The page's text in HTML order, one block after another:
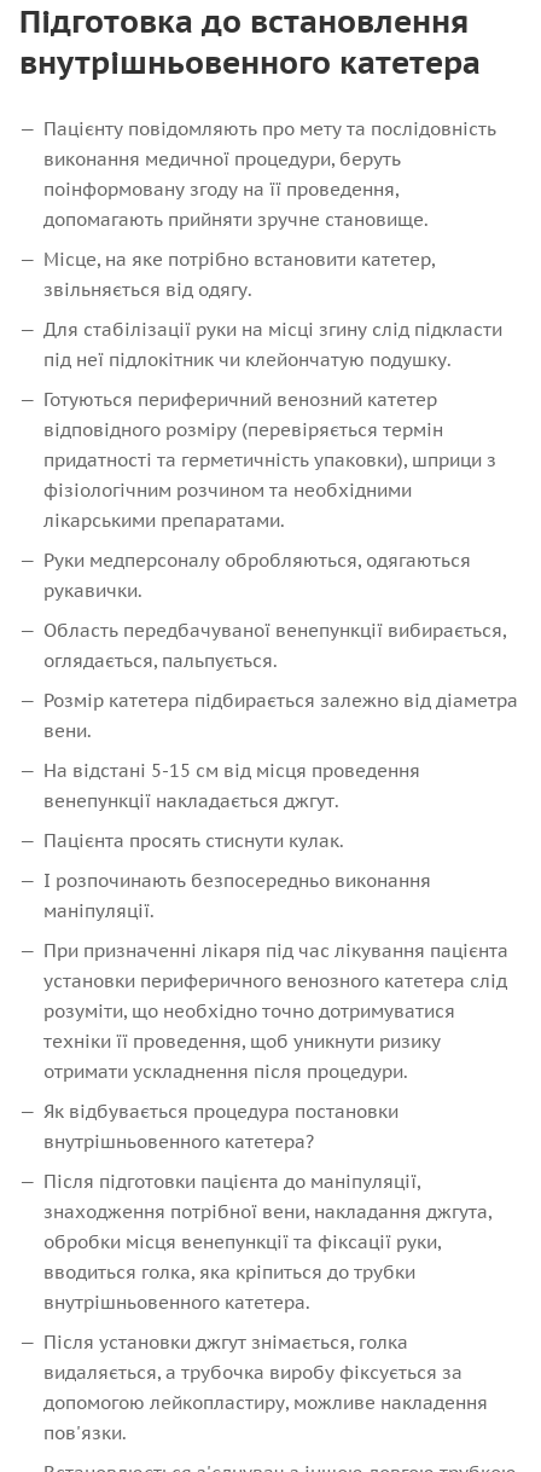
Підготовка до встановлення
внутрішньовенного катетера
Пацієнту повідомляють про мету та послідовність
виконання медичної процедури, беруть
поінформовану згоду на її проведення,
допомагають прийняти зручне становище.
Місце, на яке потрібно встановити катетер,
звільняється від одягу.
Для стабілізації руки на місці згину слід підкласти
під неї підлокітник чи клейончатую подушку.
Готуються периферичний венозний катетер
відповідного розміру (перевіряється термін
придатності та герметичність упаковки), шприци з
фізіологічним розчином та необхідними
лікарськими препаратами.
Руки медперсоналу обробляються, одягаються
рукавички.
Область передбачуваної венепункції вибирається,
оглядається, пальпується.
Розмір катетера підбирається залежно від діаметра
вени.
На відстані 5-15 см від місця проведення
венепункції накладається джгут.
Пацієнта просять стиснути кулак.
І розпочинають безпосередньо виконання
маніпуляції.
При призначенні лікаря під час лікування пацієнта
установки периферичного венозного катетера слід
розуміти, що необхідно точно дотримуватися
техніки її проведення, щоб уникнути ризику
отримати ускладнення після процедури.
Як відбувається процедура постановки
внутрішньовенного катетера?
Після підготовки пацієнта до маніпуляції,
знаходження потрібної вени, накладання джгута,
обробки місця венепункції та фіксації руки,
вводиться голка, яка кріпиться до трубки
внутрішньовенного катетера.
Після установки джгут знімається, голка
видаляється, а трубочка виробу фіксується за
допомогою лейкопластиру, можливе накладення
пов'язки.